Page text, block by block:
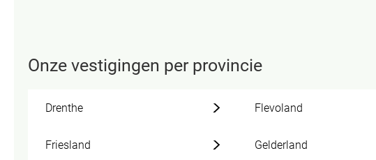
Onze vestigingen per provincie
Drenthe Flevoland
Friesland Gelderland